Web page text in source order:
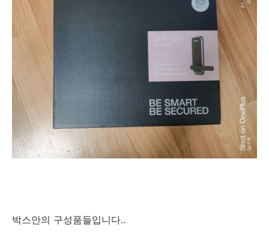
박스안의 구성품들입니다..